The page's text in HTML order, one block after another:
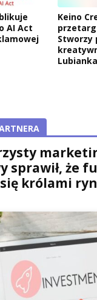
AI Act
Keino
przetarg
Stworzy
Lubianka
sprawił, że
się królami